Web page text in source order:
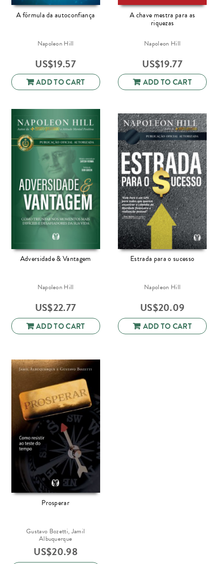
A fórmula da autoconfiança
Napoleon Hill
US$19.57
ADD TO CART
A chave mestra para as
riquezas
Napoleon Hill
US$19.77
ADD TO CART
Adversidade & Vantagem
Napoleon Hill
US$22.77
ADD TO CART
Estrada para o sucesso
Napoleon Hill
US$20.09
ADD TO CART
Prosperar
Gustavo Bozetti, Jamil
Albuquerque
US$20.98